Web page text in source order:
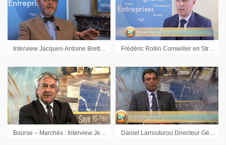
Interview Jacques-Antoine Bretteil Président Financière ICG Frédéric Rollin Conseiller en Stratégie d’investissement Pictet AM : « On voit plutôt une hausse des taux en septembre aux Etats-Unis »